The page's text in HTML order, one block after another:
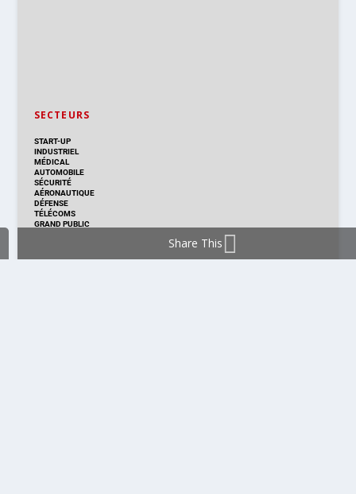
SECTEURS
START-UP
INDUSTRIEL
MÉDICAL
AUTOMOBILE
SÉCURITÉ
AÉRONAUTIQUE
DÉFENSE
TÉLÉCOMS
GRAND PUBLIC
Share This